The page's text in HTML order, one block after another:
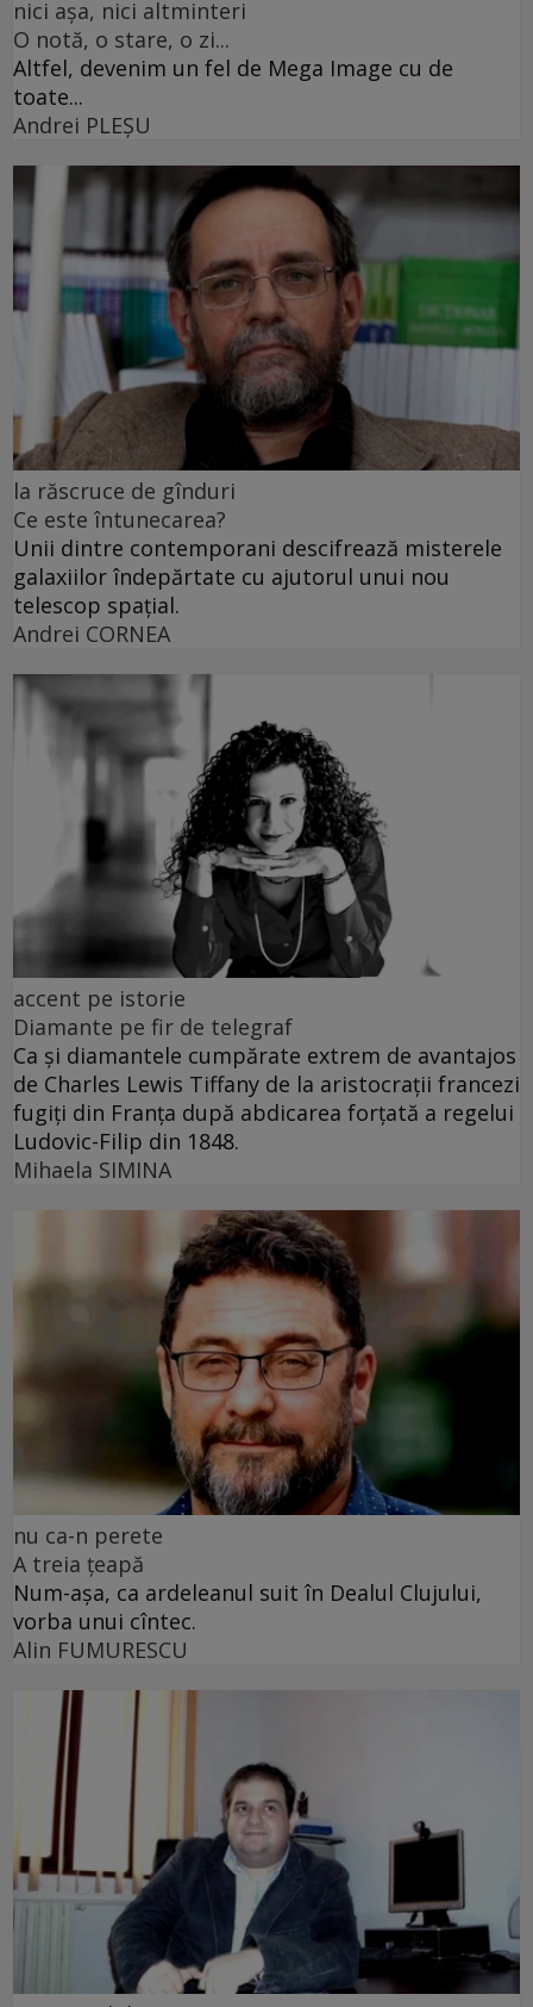
nici așa, nici altminteri
O notă, o stare, o zi...
Altfel, devenim un fel de Mega Image cu de
toate...
Andrei PLEŞU
la răscruce de gînduri
Ce este întunecarea?
Unii dintre contemporani descifrează misterele
galaxiilor îndepărtate cu ajutorul unui nou
telescop spațial.
Andrei CORNEA
accent pe istorie
Diamante pe fir de telegraf
Ca și diamantele cumpărate extrem de avantajos
de Charles Lewis Tiffany de la aristocrații francezi
fugiți din Franța după abdicarea forțată a regelui
Ludovic-Filip din 1848.
Mihaela SIMINA
nu ca-n perete
A treia țeapă
Num-așa, ca ardeleanul suit în Dealul Clujului,
vorba unui cîntec.
Alin FUMURESCU